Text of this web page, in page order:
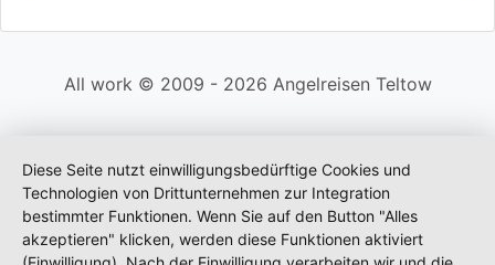
All work © 2009 - 2026 Angelreisen Teltow
Diese Seite nutzt einwilligungsbedürftige Cookies und
Technologien von Drittunternehmen zur Integration
bestimmter Funktionen. Wenn Sie auf den Button "Alles
akzeptieren" klicken, werden diese Funktionen aktiviert